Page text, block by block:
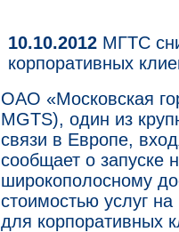
10.10.2012 МГТС
корпоративных
ОАО «Московская
MGTS), один из
связи в Европе,
сообщает о запуске
широкополосному
стоимостью услуг
для корпоративных